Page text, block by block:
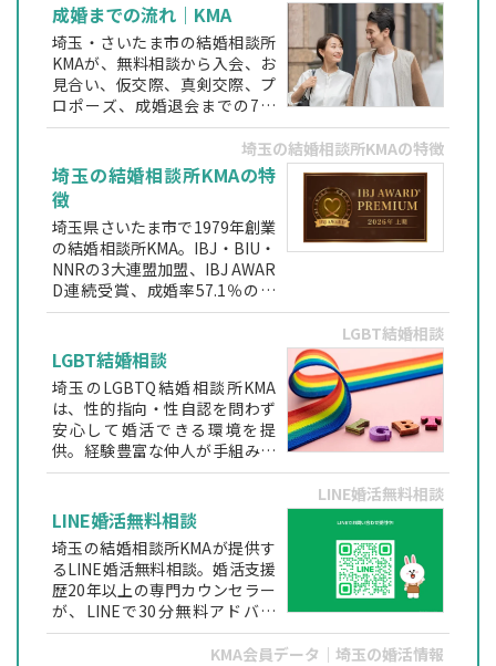
成婚までの流れ｜KMA
埼玉・さいたま市の結婚相談所
KMAが、無料相談から入会、お
見合い、仮交際、真剣交際、プ
ロポーズ、成婚退会までの7ス
テップをわかりやすく解説。仲
人カウンセラーが伴走する安心
の婚活サポート。
埼玉の結婚相談所KMAの特徴
埼玉の結婚相談所KMAの特
徴
埼玉県さいたま市で1979年創業
の結婚相談所KMA。IBJ・BIU・
NNRの3大連盟加盟、IBJ AWAR
D連続受賞、成婚率57.1％の実
績を持つ地域密着型相談所で
ーが婚約まで伴走します。
LGBT結婚相談
LGBT結婚相談
埼玉のLGBTQ結婚相談所KMA
は、性的指向・性自認を問わず
安心して婚活できる環境を提
供。経験豊富な仲人が手組みで
お見合いを調整し、身元保証型
ートします。
LINE婚活無料相談
LINE婚活無料相談
埼玉の結婚相談所KMAが提供す
るLINE婚活無料相談。婚活支援
歴20年以上の専門カウンセラー
が、LINEで30分無料アドバイ
ス。匿名OK・初心者でも安心し
KMA会員データ｜埼玉の婚活情報